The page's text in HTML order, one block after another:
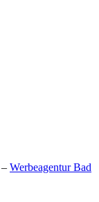
– Werbeagentur Bad